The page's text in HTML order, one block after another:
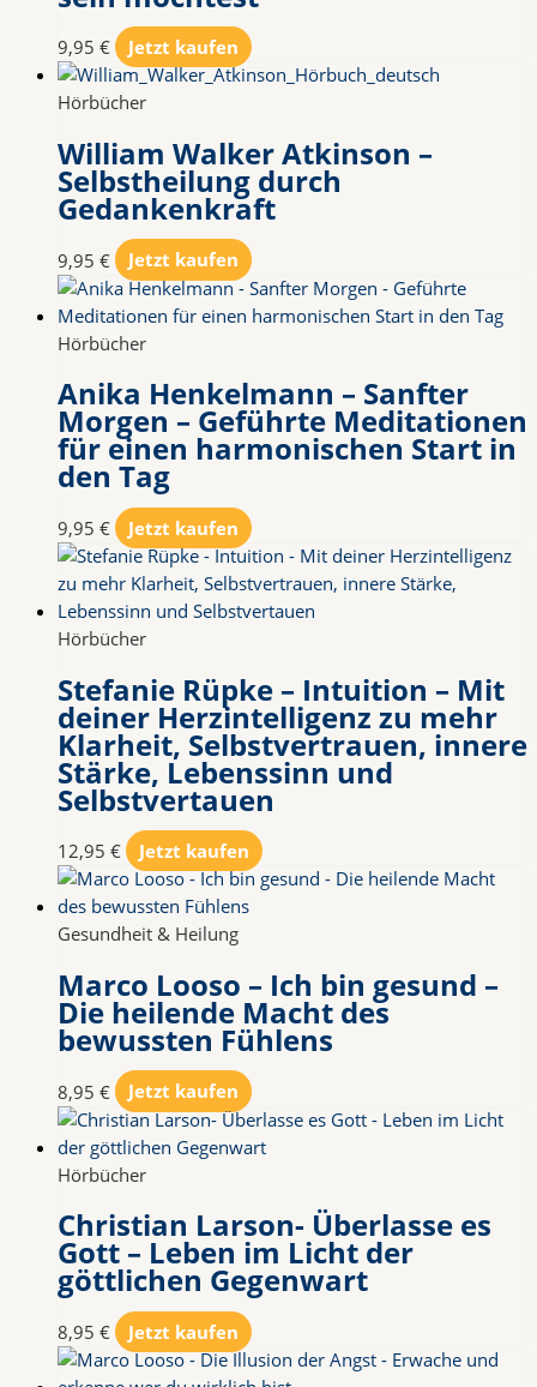
9,95 € Jetzt kaufen
Hörbücher
William Walker Atkinson –
Selbstheilung durch
Gedankenkraft
9,95 € Jetzt kaufen
Hörbücher
Anika Henkelmann – Sanfter
Morgen – Geführte Meditationen
für einen harmonischen Start in
den Tag
9,95 € Jetzt kaufen
Hörbücher
Stefanie Rüpke – Intuition – Mit
deiner Herzintelligenz zu mehr
Klarheit, Selbstvertrauen, innere
Stärke, Lebenssinn und
Selbstvertauen
12,95 € Jetzt kaufen
Gesundheit & Heilung
Marco Looso – Ich bin gesund –
Die heilende Macht des
bewussten Fühlens
8,95 € Jetzt kaufen
Hörbücher
Christian Larson- Überlasse es
Gott – Leben im Licht der
göttlichen Gegenwart
8,95 € Jetzt kaufen